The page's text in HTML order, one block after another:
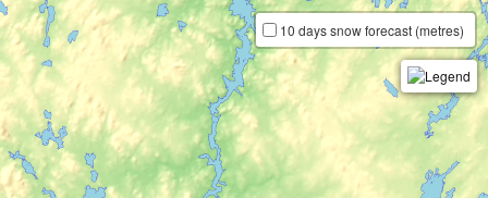
10 days snow forecast (metres)